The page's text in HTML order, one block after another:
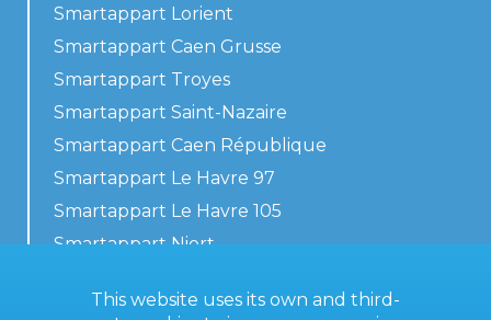
Smartappart Lorient
Smartappart Caen Grusse
Smartappart Troyes
Smartappart Saint-Nazaire
Smartappart Caen République
Smartappart Le Havre 97
Smartappart Le Havre 105
Smartappart Niort
This website uses its own and third-